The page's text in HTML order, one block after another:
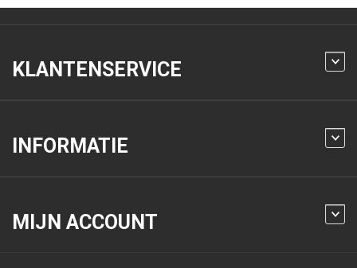
KLANTENSERVICE
INFORMATIE
MIJN ACCOUNT